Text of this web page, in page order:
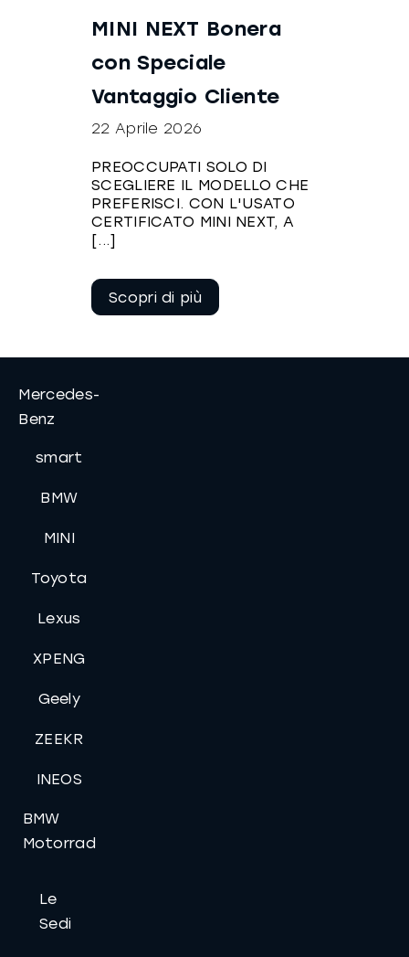
MINI NEXT Bonera
con Speciale
Vantaggio Cliente
22 Aprile 2026
PREOCCUPATI SOLO DI
SCEGLIERE IL MODELLO CHE
PREFERISCI. CON L'USATO
CERTIFICATO MINI NEXT, A
[...]
leggere
Mercedes-
Benz
smart
BMW
MINI
Toyota
Lexus
XPENG
Geely
ZEEKR
INEOS
BMW
Motorrad
Le
Sedi